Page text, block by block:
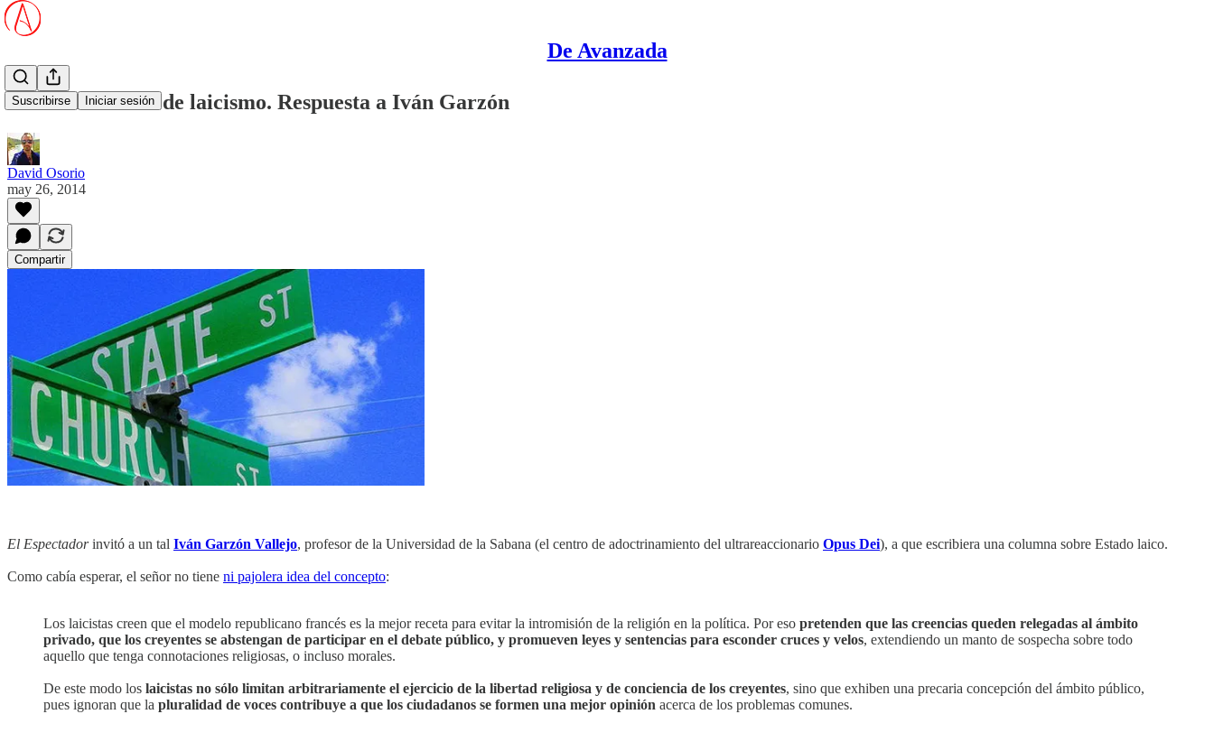
De Avanzada
Suscribirse Iniciar sesión
Cómo no hablar de laicismo. Respuesta a Iván Garzón
David Osorio
may 26, 2014
Compartir
El Espectadorinvitó a un tal Iván Garzón Vallejo, profesor de la Universidad de la Sabana (el centro de adoctrinamiento del ultrareaccionario Opus Dei), a que escribiera una columna sobre Estado laico.
Como cabía esperar, el señor no tiene ni pajolera idea del concepto:
Los laicistas creen que el modelo republicano francés es la mejor receta para evitar la intromisión de la religión en la política. Por eso pretenden que las creencias queden relegadas al ámbito
privado, que los creyentes se abstengan de participar en el debate público, y promueven leyes y sentencias para esconder cruces y velos, extendiendo un manto de sospecha sobre todo
aquello que tenga connotaciones religiosas, o incluso morales.
De este modo los laicistas no sólo limitan arbitrariamente el ejercicio de la libertad religiosa y de conciencia de los creyentes, sino que exhiben una precaria concepción del ámbito público,
pues ignoran que la pluralidad de voces contribuye a que los ciudadanos se formen una mejor opinión acerca de los problemas comunes.